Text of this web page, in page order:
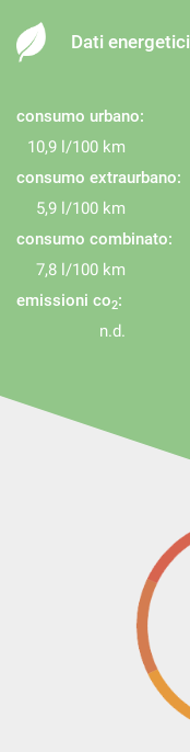
Dati energetici
consumo urbano:
10,9 l/100 km
consumo extraurbano:
5,9 l/100 km
consumo combinato:
7,8 l/100 km
emissioni co2:
n.d.